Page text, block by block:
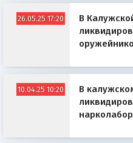
26.05.25 17:20
В
10.04.25 10:20
В